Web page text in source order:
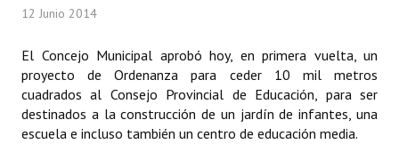
12 Junio 2014
El Concejo Municipal aprobó hoy, en primera vuelta, un
proyecto de Ordenanza para ceder 10 mil metros
cuadrados al Consejo Provincial de Educación, para ser
destinados a la construcción de un jardín de infantes, una
escuela e incluso también un centro de educación media.